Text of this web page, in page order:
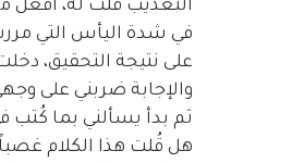
التعذيب قلت له، أفعل
في شدة اليأس التي
على نتيجة التحقيق،
والإجابة ضربني على
ثم بدأ يسألني بما
هل قُلت هذا الكلام